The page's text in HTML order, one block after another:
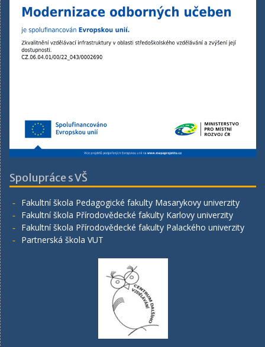
Spolupráce s VŠ
Fakultní škola Pedagogické fakulty Masarykovy univerzity
Fakultní škola Přírodovědecké fakulty Karlovy univerzity
Fakultní škola Přírodovědecké fakulty Palackého univerzity
Partnerská škola VUT